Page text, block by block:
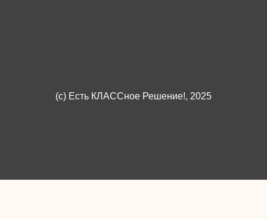
(c) Есть КЛАССное Решение!, 2025